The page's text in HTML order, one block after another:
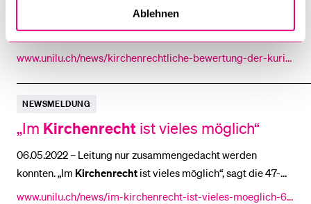
Ablehnen
31.03.2022 – nahm für die Zeitschrift "forum kirche" eine
kirchenrechtlicheEinschätzung vor. Er sieht in der
Kurienreform
www.unilu.ch/news/kirchenrechtliche-bewertung-der-kurie
NEWSMELDUNG
„Im Kirchenrecht ist vieles möglich“
06.05.2022 – Leitung nur zusammengedacht werden
konnten. „Im Kirchenrecht ist vieles möglich“, sagt die 47-
jährige Pa
www.unilu.ch/news/im-kirchenrecht-ist-vieles-moeglich-67